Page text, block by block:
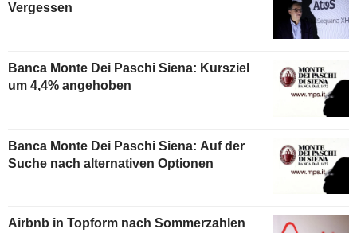
Vergessen
Banca Monte Dei Paschi Siena: Kursziel
um 4,4% angehoben
Banca Monte Dei Paschi Siena: Auf der
Suche nach alternativen Optionen
Airbnb in Topform nach Sommerzahlen